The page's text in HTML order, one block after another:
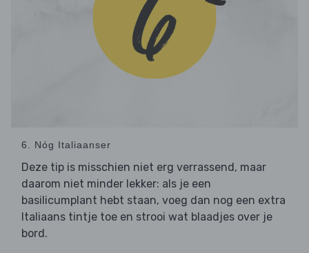
6. Nóg Italiaanser
Deze tip is misschien niet erg verrassend, maar
daarom niet minder lekker: als je een
basilicumplant hebt staan, voeg dan nog een extra
Italiaans tintje toe en strooi wat blaadjes over je
bord.